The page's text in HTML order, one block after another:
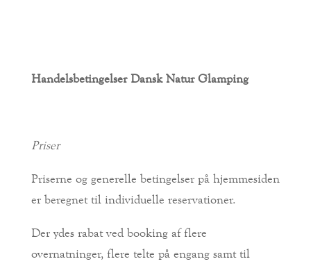
Handelsbetingelser Dansk Natur Glamping
Priser
Priserne og generelle betingelser på hjemmesiden
er beregnet til individuelle reservationer.
Der ydes rabat ved booking af flere
overnatninger, flere telte på engang samt til